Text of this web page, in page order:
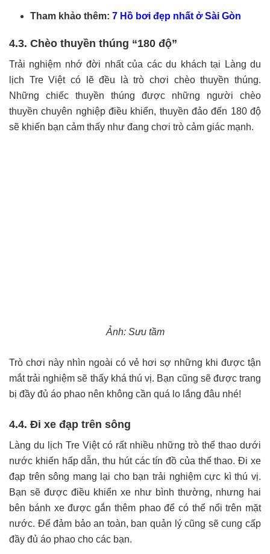
Tham khảo thêm: 7 Hồ bơi đẹp nhất ở Sài Gòn
4.3. Chèo thuyền thúng “180 độ”
Trải nghiệm nhớ đời nhất của các du khách tại Làng du
lịch Tre Việt có lẽ đều là trò chơi chèo thuyền thúng.
Những chiếc thuyền thúng được những người chèo
thuyền chuyên nghiệp điều khiển, thuyền đảo đến 180 độ
sẽ khiến bạn cảm thấy như đang chơi trò cảm giác mạnh.
Ảnh: Sưu tầm
Trò chơi này nhìn ngoài có vẻ hơi sợ những khi được tận
mắt trải nghiệm sẽ thấy khá thú vị. Bạn cũng sẽ được trang
bị đầy đủ áo phao nên không cần quá lo lắng đâu nhé!
4.4. Đi xe đạp trên sông
Làng du lịch Tre Việt có rất nhiều những trò thể thao dưới
nước khiến hấp dẫn, thu hút các tín đồ của thể thao. Đi xe
đạp trên sông mang lại cho bạn trải nghiệm cực kì thú vị.
Bạn sẽ được điều khiển xe như bình thường, nhưng hai
bên bánh xe được gắn thêm phao để có thể nổi trên mặt
nước. Để đảm bảo an toàn, ban quản lý cũng sẽ cung cấp
đầy đủ áo phao cho các bạn.